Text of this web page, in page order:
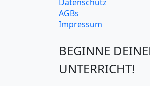
AGBs
Impressum
BEGINNE
UNTERRICHT!